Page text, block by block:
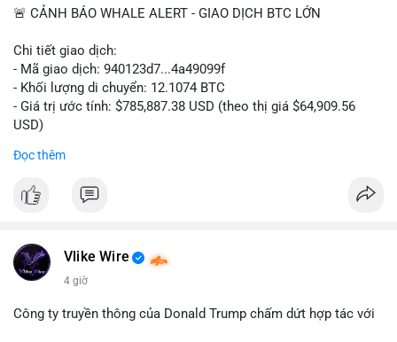
🚨 CẢNH BÁO WHALE ALERT - GIAO DỊCH BTC LỚN
Chi tiết giao dịch:
- Mã giao dịch: 940123d7...4a49099f
- Khối lượng di chuyển: 12.1074 BTC
- Giá trị ước tính: $785,887.38 USD (theo thị giá $64,909.56
USD)
Khối lượng 12.1 BTC tương đương gần 786 nghìn USD được di
Động thái này có thể là bước chuẩn bị thanh khoản để bán ra,
hoặc tái phân bổ tài sản giữa các ví nóng nhằm tối ưu phí giao
thấy cá voi đang thăm dò thanh khoản thị trường trước khi có
Đọc thêm
Vlike Wire
4 giờ
Công ty truyền thông của Donald Trump chấm dứt hợp tác với